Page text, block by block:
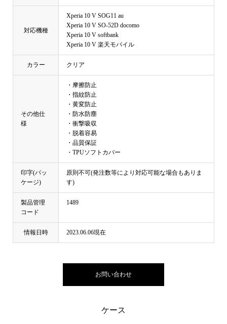
対応機種
Xperia 10 V SOG11 au
Xperia 10 V SO-52D docomo
Xperia 10 V softbank
Xperia 10 V 楽天モバイル
カラー クリア
その他仕
様
・摩擦防止
・指紋防止
・黄変防止
・防水防塵
・衝撃吸収
・脱着容易
・品質保証
・TPUソフトカバー
印字(パッ
ケージ)
原則不可(発注数等により対応可能な場合もありま
す)
製品管理
コード
1489
情報日時 2023.06.06現在
お問い合わせ
ケース